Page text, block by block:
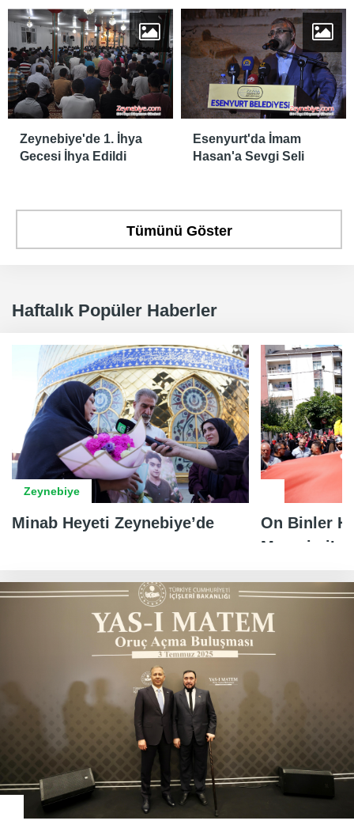
Zeynebiye'de 1. İhya
Gecesi İhya Edildi
Esenyurt'da İmam
Hasan'a Sevgi Seli
Tümünü Göster
Haftalık Popüler Haberler
Zeynebiye
Minab Heyeti Zeynebiye’de
On Binler